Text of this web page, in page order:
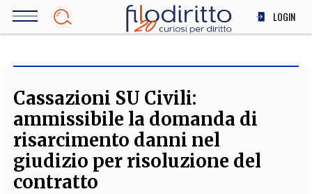
Salta
LOGIN
SOCIETÀ
MEDICINA
SCIENZA
STORIA E FILOSOFIA
Cassazioni SU Civili:
ammissibile la domanda di
risarcimento danni nel
giudizio per risoluzione del
contratto